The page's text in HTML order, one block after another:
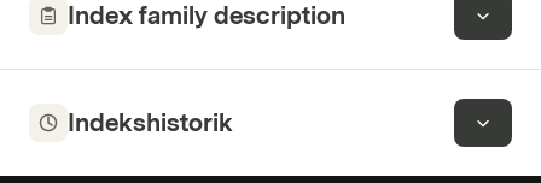
Index family description
Indekshistorik